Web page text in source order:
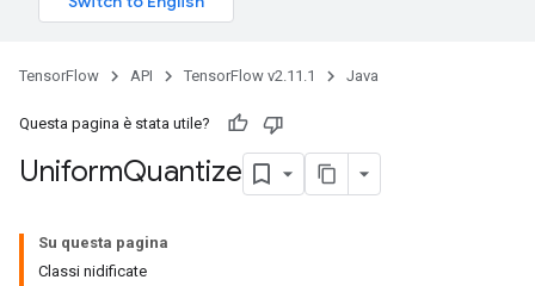
TensorFlow API TensorFlow v2.11.1 Java
Questa pagina è stata utile?
UniformQuantize
Su questa pagina
Classi nidificate